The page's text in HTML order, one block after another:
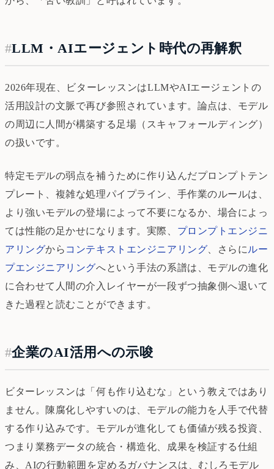
#LLM・AIエージェント時代の再解釈
2026年現在、ビターレッスンはLLMやAIエージェントの
活用設計の文脈で再び参照されています。論点は、モデル
の周辺に人間が構築する足場（スキャフォールディング）
の扱いです。
特定モデルの弱点を補うために作り込んだプロンプトテン
プレート、複雑な処理パイプライン、手作業のルールは、
より強いモデルの登場によって不要になるか、場合によっ
ては性能の足かせになります。実際、 プロンプトエンジニ
アリングから コンテキストエンジニアリング 、さらに ルー
プエンジニアリングへという手法の系譜は、モデルの進化
に合わせて人間の介入レイヤーが一段ずつ抽象側へ退いて
きた過程と読むことができます。
#企業のAI活用への示唆
ビターレッスンは「何も作り込むな」という教えではあり
ません。陳腐化しやすいのは、モデルの能力を人手で代替
する作り込みです。モデルが進化しても価値が残る投資、
つまり業務データの統合・構造化、成果を検証する仕組
み、AIの行動範囲を定めるガバナンスは、むしろモデル